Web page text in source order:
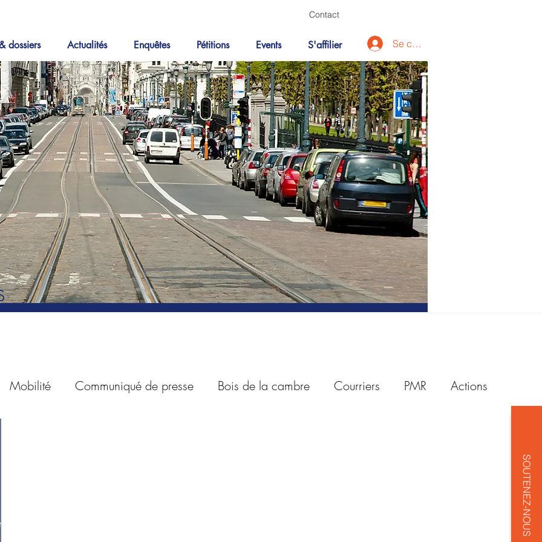
Contact
dossiers Actualités Enquêtes Pétitions Events S'affilier Se connecter
SOUTENEZ-NOUS
Mobilité Communiqué de presse Bois de la cambre Courriers PMR Actions
points